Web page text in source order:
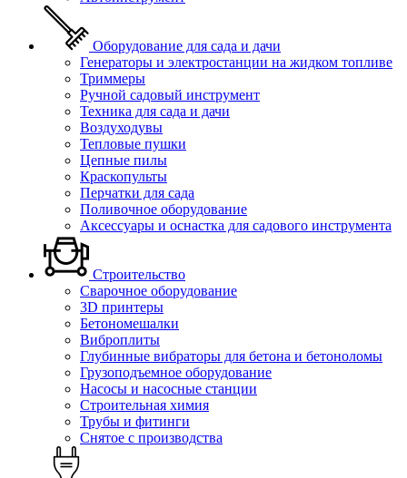
Оборудование для сада и дачи
Генераторы и электростанции на жидком топливе
Триммеры
Ручной садовый инструмент
Техника для сада и дачи
Воздуходувы
Тепловые пушки
Цепные пилы
Краскопульты
Перчатки для сада
Поливочное оборудование
Аксессуары и оснастка для садового инструмента
Строительство
Сварочное оборудование
3D принтеры
Бетономешалки
Виброплиты
Глубинные вибраторы для бетона и бетоноломы
Грузоподъемное оборудование
Насосы и насосные станции
Строительная химия
Трубы и фитинги
Снятое с производства